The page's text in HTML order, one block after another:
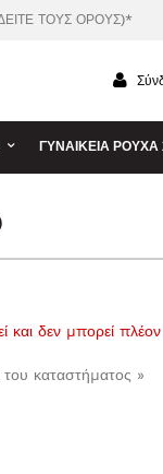
ΤΟΥΣ ΟΡΟΥΣ)*
ΓΥΝΑΙΚΕΊΑ ΡΟΎΧΑ
και δεν μπορεί
του καταστήματος »